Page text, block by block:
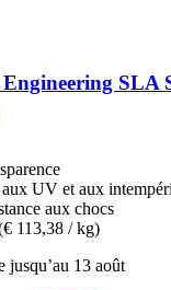
Engineering SLA
aux UV et aux
aux chocs
113,38 / kg)
jusqu’au 13 août